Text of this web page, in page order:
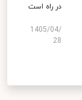
در راه است
1405/04/
28